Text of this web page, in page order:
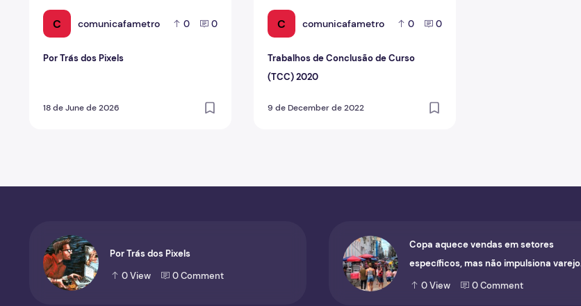
C comunicafametro 0 0
Por Trás dos Pixels
18 de June de 2026
C comunicafametro 0 0
Trabalhos de Conclusão de Curso
(TCC) 2020
9 de December de 2022
Por Trás dos Pixels
0View 0Comment
Copa aquece vendas em setores
específicos, mas não impulsiona varejo
de forma geral
0View 0Comment